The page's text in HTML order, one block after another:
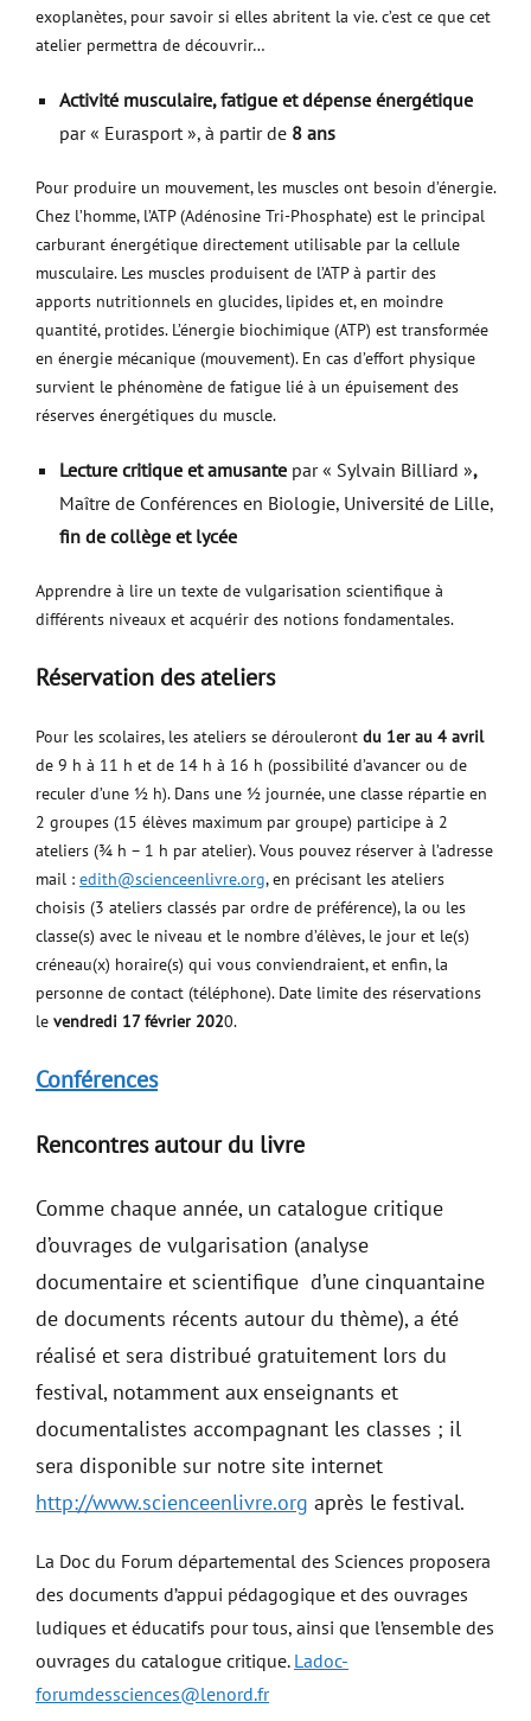
exoplanètes, pour savoir si elles abritent la vie. c’est ce que cet
atelier permettra de découvrir…
Activité musculaire, fatigue et dépense énergétique
par « Eurasport », à partir de 8 ans
Pour produire un mouvement, les muscles ont besoin d’énergie.
Chez l’homme, l’ATP (Adénosine Tri-Phosphate) est le principal
carburant énergétique directement utilisable par la cellule
musculaire. Les muscles produisent de l’ATP à partir des
apports nutritionnels en glucides, lipides et, en moindre
quantité, protides. L’énergie biochimique (ATP) est transformée
en énergie mécanique (mouvement). En cas d’effort physique
survient le phénomène de fatigue lié à un épuisement des
réserves énergétiques du muscle.
Lecture critique et amusante par « Sylvain Billiard »,
Maître de Conférences en Biologie, Université de Lille,
fin de collège et lycée
Apprendre à lire un texte de vulgarisation scientifique à
différents niveaux et acquérir des notions fondamentales.
Réservation des ateliers
Pour les scolaires, les ateliers se dérouleront du 1er au 4 avril
de 9 h à 11 h et de 14 h à 16 h (possibilité d’avancer ou de
reculer d’une ½ h). Dans une ½ journée, une classe répartie en
2 groupes (15 élèves maximum par groupe) participe à 2
ateliers (¾ h – 1 h par atelier). Vous pouvez réserver à l’adresse
mail : edith@scienceenlivre.org, en précisant les ateliers
choisis (3 ateliers classés par ordre de préférence), la ou les
classe(s) avec le niveau et le nombre d’élèves, le jour et le(s)
créneau(x) horaire(s) qui vous conviendraient, et enfin, la
personne de contact (téléphone). Date limite des réservations
le vendredi 17 février 2020.
Conférences
Rencontres autour du livre
Comme chaque année, un catalogue critique
d’ouvrages de vulgarisation (analyse
documentaire et scientifique d’une cinquantaine
de documents récents autour du thème), a été
réalisé et sera distribué gratuitement lors du
festival, notamment aux enseignants et
documentalistes accompagnant les classes ; il
sera disponible sur notre site internet
http://www.scienceenlivre.org après le festival.
La Doc du Forum départemental des Sciences proposera
des documents d’appui pédagogique et des ouvrages
ludiques et éducatifs pour tous, ainsi que l’ensemble des
ouvrages du catalogue critique. Ladoc-
forumdessciences@lenord.fr